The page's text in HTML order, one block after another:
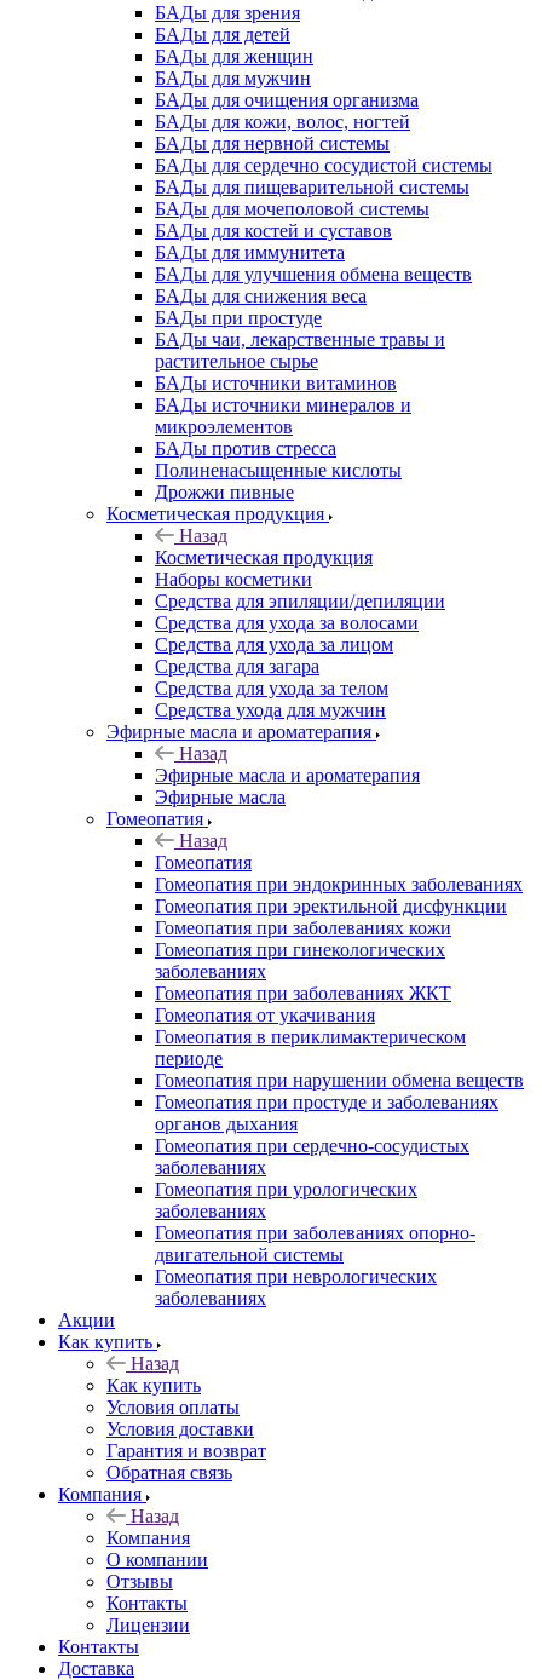
БАДы для зрения
БАДы для детей
БАДы для женщин
БАДы для мужчин
БАДы для очищения организма
БАДы для кожи, волос, ногтей
БАДы для нервной системы
БАДы для сердечно сосудистой системы
БАДы для пищеварительной системы
БАДы для мочеполовой системы
БАДы для костей и суставов
БАДы для иммунитета
БАДы для улучшения обмена веществ
БАДы для снижения веса
БАДы при простуде
БАДы чаи, лекарственные травы и
растительное сырье
БАДы источники витаминов
БАДы источники минералов и
микроэлементов
БАДы против стресса
Полиненасыщенные кислоты
Дрожжи пивные
Косметическая продукция
Назад
Косметическая продукция
Наборы косметики
Средства для эпиляции/депиляции
Средства для ухода за волосами
Средства для ухода за лицом
Средства для загара
Средства для ухода за телом
Средства ухода для мужчин
Эфирные масла и ароматерапия
Назад
Эфирные масла и ароматерапия
Эфирные масла
Гомеопатия
Назад
Гомеопатия
Гомеопатия при эндокринных заболеваниях
Гомеопатия при эректильной дисфункции
Гомеопатия при заболеваниях кожи
Гомеопатия при гинекологических
заболеваниях
Гомеопатия при заболеваниях ЖКТ
Гомеопатия от укачивания
Гомеопатия в периклимактерическом
периоде
Гомеопатия при нарушении обмена веществ
Гомеопатия при простуде и заболеваниях
органов дыхания
Гомеопатия при сердечно-сосудистых
заболеваниях
Гомеопатия при урологических
заболеваниях
Гомеопатия при заболеваниях опорно-
двигательной системы
Гомеопатия при неврологических
заболеваниях
Акции
Как купить
Назад
Как купить
Условия оплаты
Условия доставки
Гарантия и возврат
Обратная связь
Компания
Назад
Компания
О компании
Отзывы
Контакты
Лицензии
Контакты
Доставка